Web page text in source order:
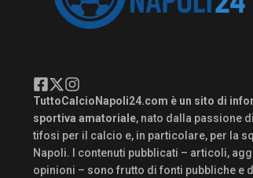
TuttoCalcioNapoli24.com è un sito di
sportiva amatoriale, nato dalla passione
tifosi per il calcio e, in particolare, per la
Napoli. I contenuti pubblicati – articoli,
opinioni – sono frutto di fonti pubbliche e